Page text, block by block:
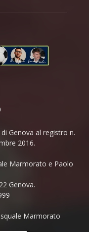
Genova al registro n.
2016.
Marmorato e Paolo
Genova.
Marmorato